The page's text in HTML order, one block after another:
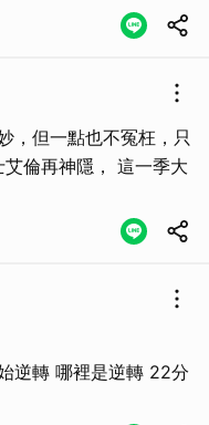
，但一點也不冤枉，只
倫再神隱， 這一季大
逆轉 哪裡是逆轉 22分